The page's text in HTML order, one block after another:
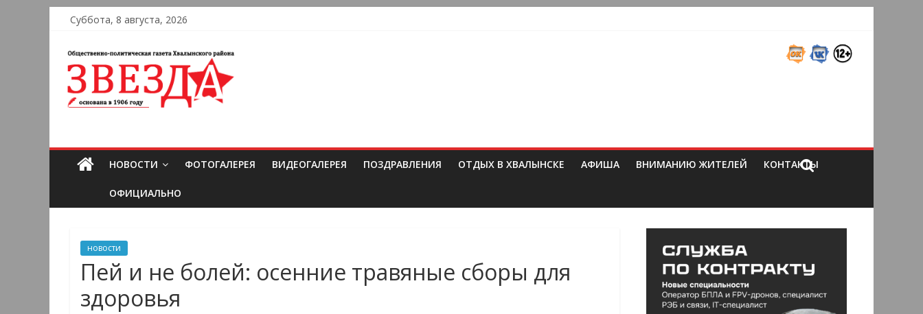
Суббота, 8 августа, 2026
НОВОСТИ ФОТОГАЛЕРЕЯ ВИДЕОГАЛЕРЕЯ ПОЗДРАВЛЕНИЯ ОТДЫХ В ХВАЛЫНСКЕ АФИША ВНИМАНИЮ ЖИТЕЛЕЙ КОНТАКТЫ
ОФИЦИАЛЬНО
новости
Пей и не болей: осенние травяные сборы для
здоровья